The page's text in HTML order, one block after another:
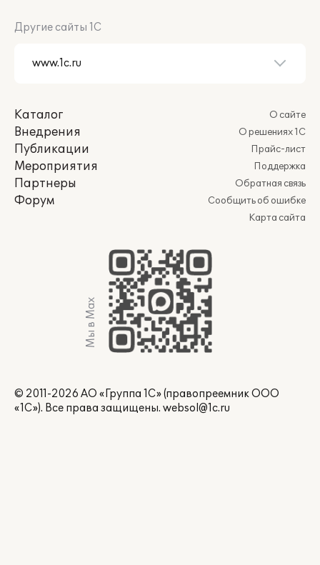
Другие сайты 1С
Каталог
Внедрения
Публикации
Мероприятия
Партнеры
Форум
О сайте
О решениях 1С
Прайс-лист
Поддержка
Обратная связь
Сообщить об ошибке
Карта сайта
Мы в Max
© 2011-2026 АО «Группа 1С» (правопреемник ООО
«1С»). Все права защищены. websol@1c.ru